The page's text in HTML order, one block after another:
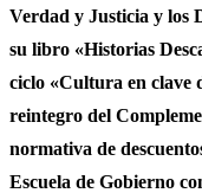
Verdad y Justicia y los
su libro «Historias
ciclo «Cultura en clave
reintegro del
normativa de
Escuela de Gobierno